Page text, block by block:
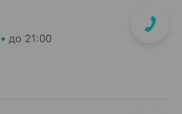
до 21:00